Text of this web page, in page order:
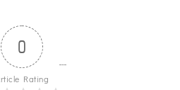
0
Rating